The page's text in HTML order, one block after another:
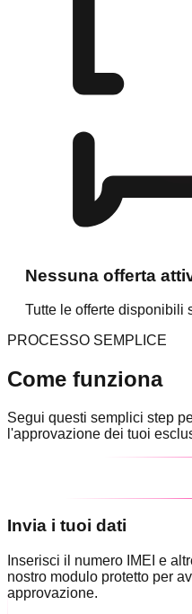
Nessuna offerta
Tutte le offerte disponibili
PROCESSO SEMPLICE
Come funziona
Segui questi semplici step
l'approvazione dei tuoi
Invia i tuoi dati
Inserisci il numero IMEI e
nostro modulo protetto per
approvazione.